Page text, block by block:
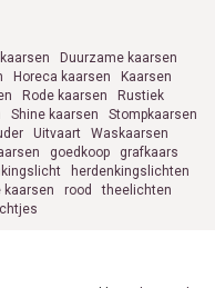
Duurzame kaarsen
Horeca kaarsen
Kaarsen
Rode kaarsen
Rustiek
Shine kaarsen
Stompkaarsen
Uitvaart
Waskaarsen
goedkoop
grafkaars
herdenkingslichten
kaarsen rood
theelichten